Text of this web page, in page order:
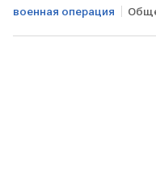
военная операция